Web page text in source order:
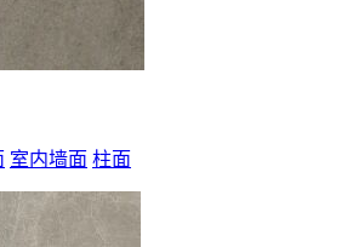
室内墙面 柱面